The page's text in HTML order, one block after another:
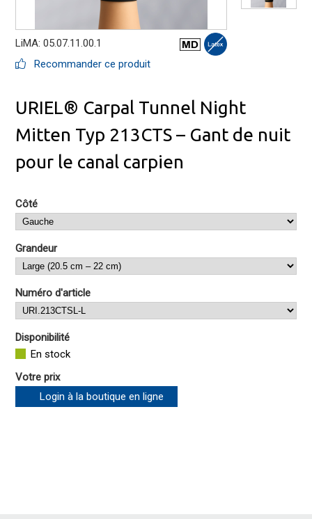
LiMA: 05.07.11.00.1
Recommander ce produit
URIEL® Carpal Tunnel Night
Mitten Typ 213CTS – Gant de nuit
pour le canal carpien
Côté
Grandeur
Numéro d'article
Disponibilité
En stock
Votre prix
Login à la boutique en ligne